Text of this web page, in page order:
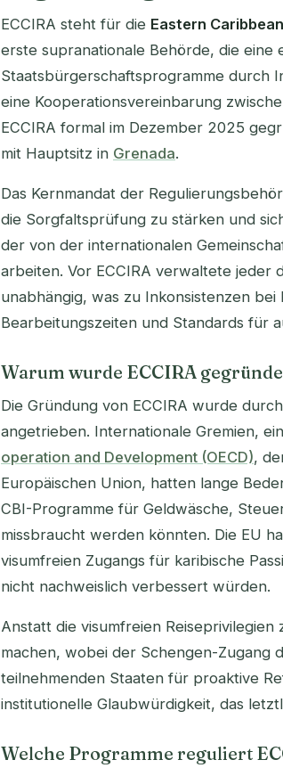
ECCIRA steht für die Eastern
erste supranationale Behörde, die eine
Staatsbürgerschaftsprogramme durch
eine Kooperationsvereinbarung
ECCIRA formal im Dezember 2025
mit Hauptsitz in Grenada.
Das Kernmandat der
die Sorgfaltsprüfung zu stärken und
der von der internationalen
arbeiten. Vor ECCIRA verwaltete jeder
unabhängig, was zu Inkonsistenzen
Bearbeitungszeiten und Standards für
Warum wurde ECCIRA
Die Gründung von ECCIRA wurde
angetrieben. Internationale Gremien,
operation and Development (OECD),
Europäischen Union, hatten lange
CBI-Programme für Geldwäsche,
missbraucht werden könnten. Die EU
visumfreien Zugangs für karibische
nicht nachweislich verbessert würden.
Anstatt die visumfreien
machen, wobei der Schengen-Zugang
teilnehmenden Staaten für proaktive
institutionelle Glaubwürdigkeit, das
Welche Programme reguliert